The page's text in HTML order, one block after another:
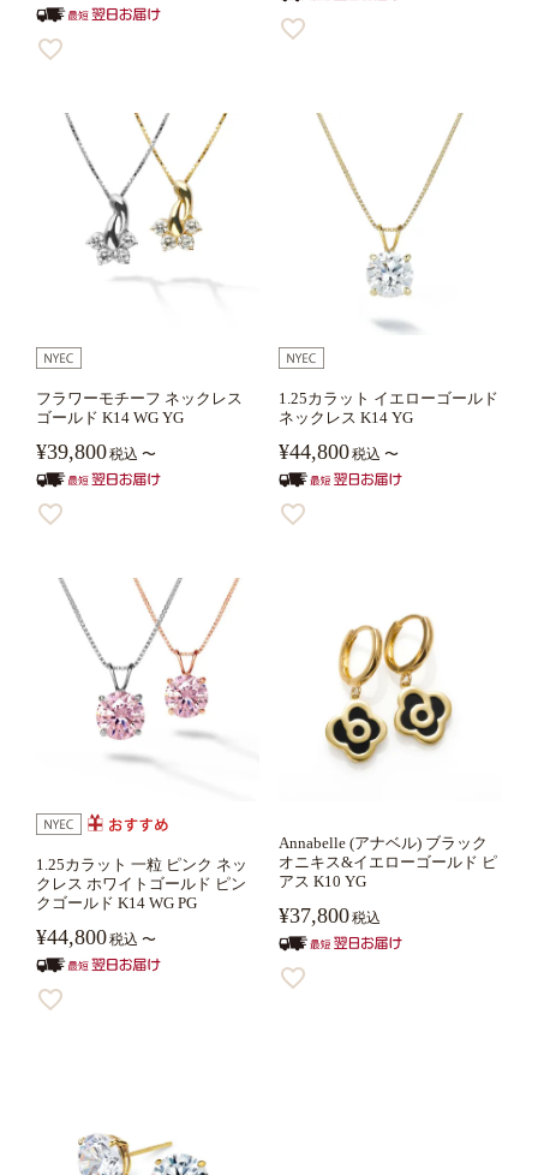
フラワーモチーフ ネックレス
ゴールド K14 WG YG
¥39,800税込 〜
1.25カラット イエローゴールド
ネックレス K14 YG
¥44,800税込 〜
1.25カラット 一粒 ピンク ネッ
クレス ホワイトゴールド ピン
クゴールド K14 WG PG
¥44,800税込 〜
Annabelle (アナベル) ブラック
オニキス&イエローゴールド ピ
アス K10 YG
¥37,800税込